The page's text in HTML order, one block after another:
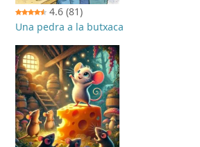
4.6 (81)
Una pedra a la butxaca